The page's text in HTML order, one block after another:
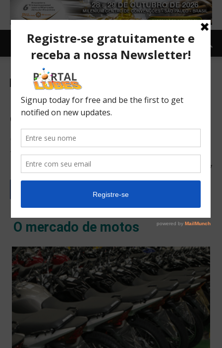
Carro e Moto Moto TOPNEWS
Motos reagem em março
com 82,9 mil unidades
Média diária de vendas teria subido com chegada da linha
2017/2017 à rede
05/04/2017 2327
O mercado de motos